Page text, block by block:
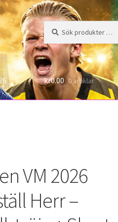
Sök
efter:
Sök
kr0.00 0 artiklar
VM 2026
Herr –